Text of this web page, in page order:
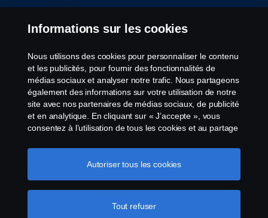
Contactez-nous
Le système de lancement d'alerte
Politique de cookies
Paramètres des cookies
© Copyright Scania 2026 All Rights Reserved.
Informations sur les cookies
Nous utilisons des cookies pour personnaliser le contenu
et les publicités, pour fournir des fonctionnalités de
médias sociaux et analyser notre trafic. Nous partageons
également des informations sur votre utilisation de notre
site avec nos partenaires de médias sociaux, de publicité
et en analytique. En cliquant sur « J’accepte », vous
consentez à l’utilisation de tous les cookies et au partage
cookies en cliquant sur « Paramètres des cookies » et en
sélectionnant les catégories que vous souhaitez
Pour en savoir plus sur la
Tout refuser
Autoriser tous les cookies